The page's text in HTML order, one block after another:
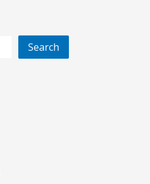
Search